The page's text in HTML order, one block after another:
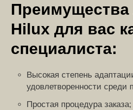
Преимущества
Hilux для вас
специалиста:
Высокая степень
удовлетворенности среди
Простая процедура заказа;